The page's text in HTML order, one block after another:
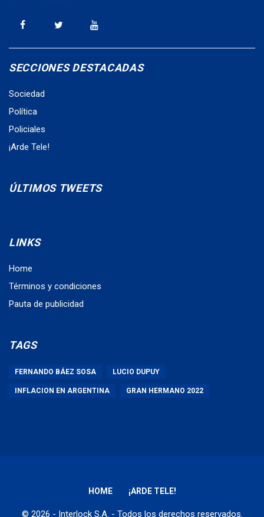
SECCIONES DESTACADAS
Sociedad
Política
Policiales
¡Arde Tele!
ÚLTIMOS TWEETS
LINKS
Home
Términos y condiciones
Pauta de publicidad
TAGS
FERNANDO BÁEZ SOSA LUCIO DUPUY
INFLACION EN ARGENTINA GRAN HERMANO 2022
HOME ¡ARDE TELE!
© 2026 - Interlock S.A. - Todos los derechos reservados.